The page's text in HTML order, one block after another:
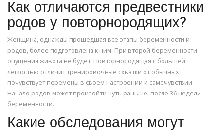
Как отличаются предвестники
родов у повторнородящих?
Женщина, однажды прошедшая все этапы беременности и
родов, более подготовлена к ним. При второй беременности
опущения живота не будет. Повторнородящая с большей
легкостью отличит тренировочные схватки от обычных,
почувствует перемены в своем настроении и самочувствии.
Начало родов может произойти чуть раньше, после 36 недели
беременности.
Какие обследования могут